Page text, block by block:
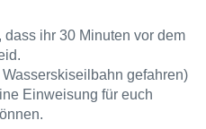
ihr 30 Minuten vor dem
gefahren)
Einweisung für euch